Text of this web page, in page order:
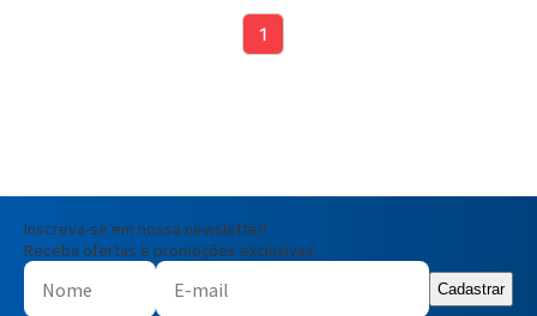
1
Inscreva-se em nossa newsletter!
Receba ofertas e promoções exclusivas
Cadastrar